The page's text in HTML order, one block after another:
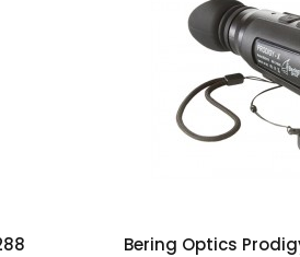
Add to cart
Bering Optics